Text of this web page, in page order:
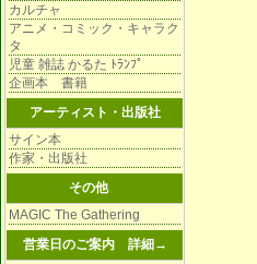
カルチャ
アニメ・コミック・キャラク
タ
児童 雑誌 かるた ﾄﾗﾝﾌﾟ
企画本 書籍
アーティスト・出版社
サイン本
作家・出版社
その他
MAGIC The Gathering
営業日のご案内 詳細→